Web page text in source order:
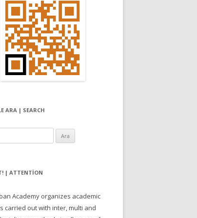
ARA | SEARCH
| ATTENTION
Academy organizes academic
carried out with inter, multi and